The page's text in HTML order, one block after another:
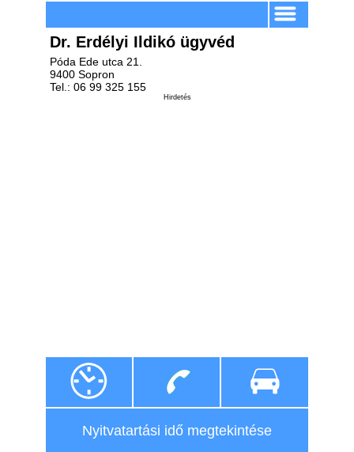
Dr. Erdélyi Ildikó ügyvéd
Póda Ede utca 21.
9400 Sopron
Tel.: 06 99 325 155
Hirdetés
Nyitvatartási idő megtekintése